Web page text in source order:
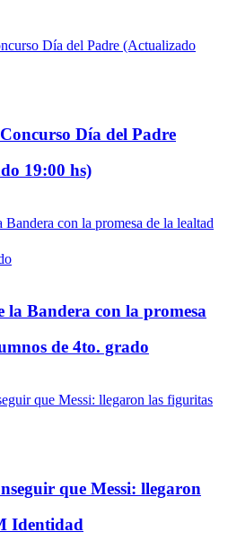
Día del Padre
19:00 hs)
la Bandera con la promesa
de 4to. grado
que Messi: llegaron
Identidad